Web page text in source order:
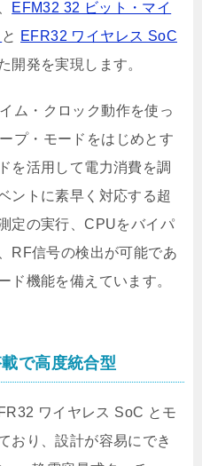
EFM32 32 ビット・マイ
と EFR32 ワイヤレス SoC
開発を実現します。
ム・クロック動作を使っ
プ・モードをはじめとす
を活用して電力消費を調
ントに素早く対応する超
定の実行、CPUをバイパ
RF信号の検出が可能であ
ド機能を備えています。
で高度統合型
ワイヤレス SoC とモ
おり、設計が容易にでき